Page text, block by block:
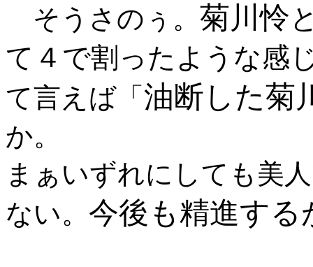
そうさのぅ。 菊川怜
て４で割ったような感
て言えば「 油断した菊
か。
まぁいずれにしても美
ない。 今後も精進する